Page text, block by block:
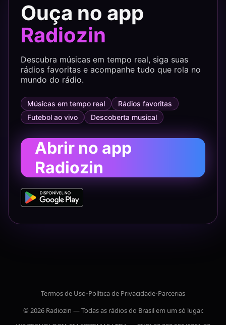
Ouça no app
Radiozin
Descubra músicas em tempo real, siga suas
rádios favoritas e acompanhe tudo que rola no
mundo do rádio.
Músicas em tempo real
Rádios favoritas
Futebol ao vivo
Descoberta musical
Abrir no app
Radiozin
Termos de Uso•Política de Privacidade•Parcerias
© 2026 Radiozin — Todas as rádios do Brasil em um só lugar.